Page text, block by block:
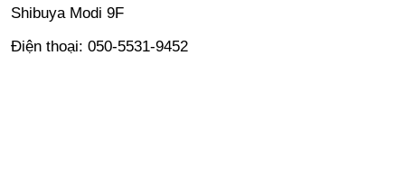
Shibuya Modi 9F
Điện thoại: 050-5531-9452